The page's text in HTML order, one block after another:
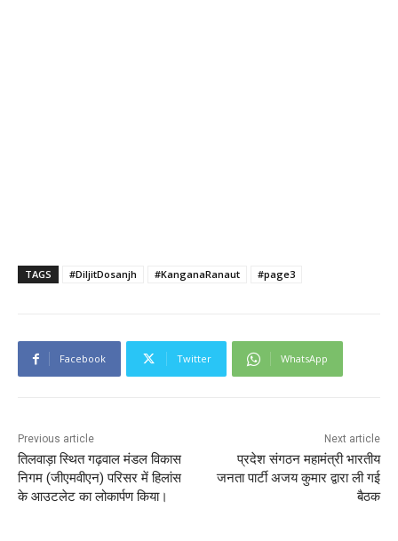
TAGS #DiljitDosanjh #KanganaRanaut #page3
Facebook Twitter WhatsApp
Previous article
तिलवाड़ा स्थित गढ़वाल मंडल विकास
निगम (जीएमवीएन) परिसर में हिलांस
के आउटलेट का लोकार्पण किया।
Next article
प्रदेश संगठन महामंत्री भारतीय
जनता पार्टी अजय कुमार द्वारा ली गई
बैठक